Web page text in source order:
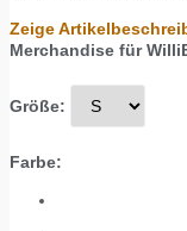
Zeige
Merchandise für
Größe:
Farbe: